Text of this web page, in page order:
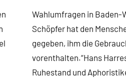
Wahlumfragen in Baden-
Schöpfer hat den
gegeben, ihm die
vorenthalten.“Hans
Ruhestand und